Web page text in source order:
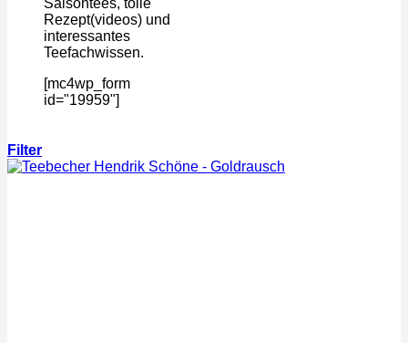
Saisontees, tolle
Rezept(videos) und
interessantes
Teefachwissen.
[mc4wp_form
id="19959"]
Filter